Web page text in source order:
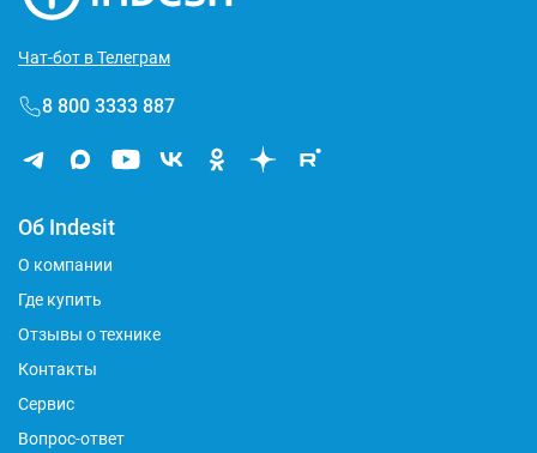
Чат-бот в Телеграм
8 800 3333 887
Об Indesit
О компании
Где купить
Отзывы о технике
Контакты
Сервис
Вопрос-ответ